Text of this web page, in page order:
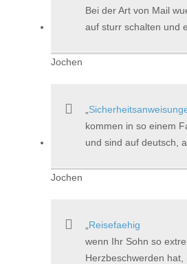
Bei der Art von Mail
auf sturr schalten und
Jochen
kommen in so einem
und sind auf deutsch,
Jochen
Reisefaehig
wenn Ihr Sohn so
Herzbeschwerden hat,